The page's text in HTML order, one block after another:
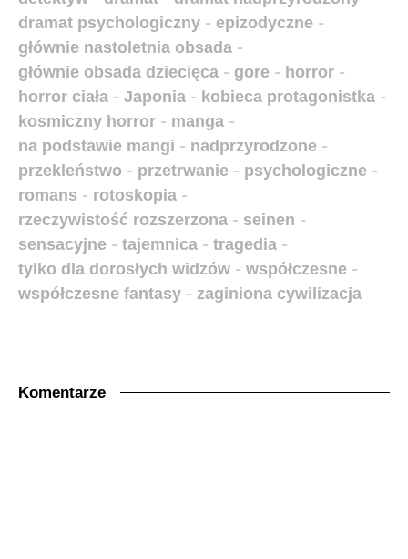
dramat psychologiczny - epizodyczne -
głównie nastoletnia obsada -
głównie obsada dziecięca - gore - horror -
horror ciała - Japonia - kobieca protagonistka -
kosmiczny horror - manga -
na podstawie mangi - nadprzyrodzone -
przekleństwo - przetrwanie - psychologiczne -
romans - rotoskopia -
rzeczywistość rozszerzona - seinen -
sensacyjne - tajemnica - tragedia -
tylko dla dorosłych widzów - współczesne -
współczesne fantasy - zaginiona cywilizacja
Komentarze